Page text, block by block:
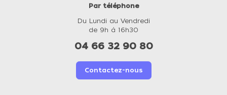
Par téléphone
Du Lundi au Vendredi
de 9h à 16h30
04 66 32 90 80
Contactez-nous